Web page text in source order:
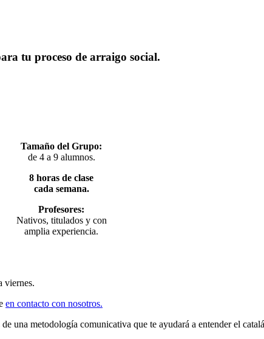
tu proceso de arraigo social.
Tamaño del Grupo:
de 4 a 9 alumnos.
8 horas de clase
cada semana.
Profesores:
Nativos, titulados y con
amplia experiencia.
viernes.
en contacto con nosotros.
una metodología comunicativa que te ayudará a entender el